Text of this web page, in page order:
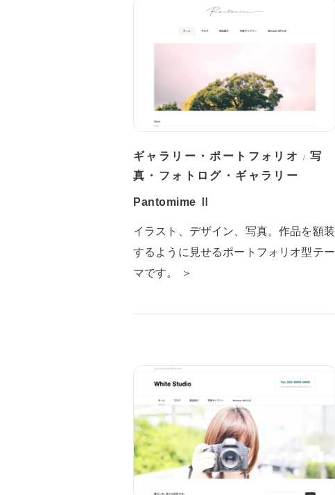
ギャラリー・ポートフォリオ /写
真・フォトログ・ギャラリー
Pantomime Ⅱ
イラスト、デザイン、写真。作品を額装
するように見せるポートフォリオ型テー
マです。 ＞